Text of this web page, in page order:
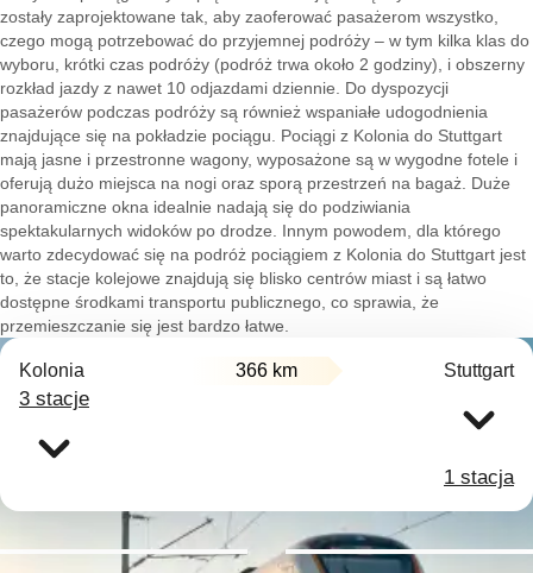
zostały zaprojektowane tak, aby zaoferować pasażerom wszystko,
czego mogą potrzebować do przyjemnej podróży – w tym kilka klas do
wyboru, krótki czas podróży (podróż trwa około 2 godziny), i obszerny
rozkład jazdy z nawet 10 odjazdami dziennie. Do dyspozycji
pasażerów podczas podróży są również wspaniałe udogodnienia
znajdujące się na pokładzie pociągu. Pociągi z Kolonia do Stuttgart
mają jasne i przestronne wagony, wyposażone są w wygodne fotele i
oferują dużo miejsca na nogi oraz sporą przestrzeń na bagaż. Duże
panoramiczne okna idealnie nadają się do podziwiania
spektakularnych widoków po drodze. Innym powodem, dla którego
warto zdecydować się na podróż pociągiem z Kolonia do Stuttgart jest
to, że stacje kolejowe znajdują się blisko centrów miast i są łatwo
dostępne środkami transportu publicznego, co sprawia, że
przemieszczanie się jest bardzo łatwe.
Kolonia 366 km Stuttgart
3 stacje
1 stacja